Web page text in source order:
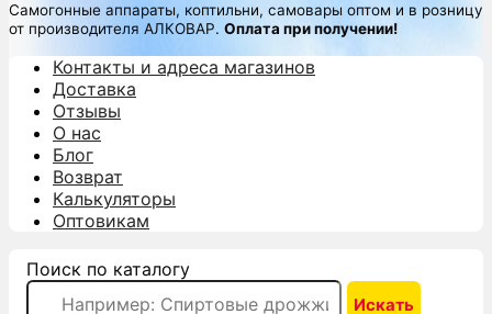
Самогонные аппараты, коптильни, самовары оптом и в розницу
от производителя АЛКОВАР. Оплата при получении!
Контакты и адреса магазинов
Доставка
Отзывы
О нас
Блог
Возврат
Калькуляторы
Оптовикам
Поиск по каталогу